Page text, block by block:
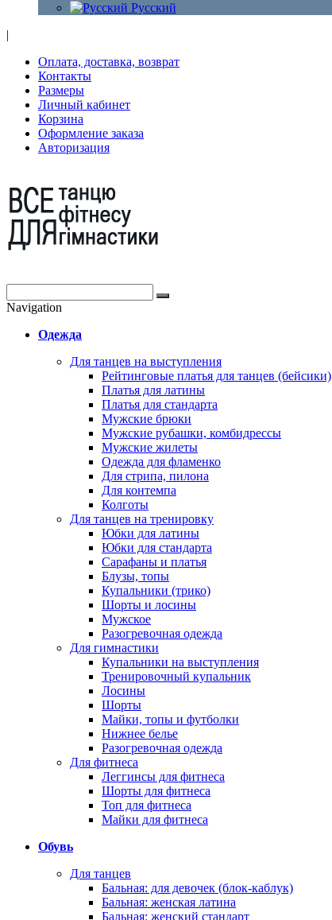
Русский
|
Оплата, доставка, возврат
Контакты
Размеры
Личный кабинет
Корзина
Оформление заказа
Авторизация
Navigation
Одежда
Для танцев на выступления
Рейтинговые платья для танцев (бейсики)
Платья для латины
Платья для стандарта
Мужские брюки
Мужские рубашки, комбидрессы
Мужские жилеты
Одежда для фламенко
Для стрипа, пилона
Для контемпа
Колготы
Для танцев на тренировку
Юбки для латины
Юбки для стандарта
Сарафаны и платья
Блузы, топы
Купальники (трико)
Шорты и лосины
Мужское
Разогревочная одежда
Для гимнастики
Купальники на выступления
Тренировочный купальник
Лосины
Шорты
Майки, топы и футболки
Нижнее белье
Разогревочная одежда
Для фитнеса
Леггинсы для фитнеса
Шорты для фитнеса
Топ для фитнеса
Майки для фитнеса
Обувь
Для танцев
Бальная: для девочек (блок-каблук)
Бальная: женская латина
Бальная: женский стандарт